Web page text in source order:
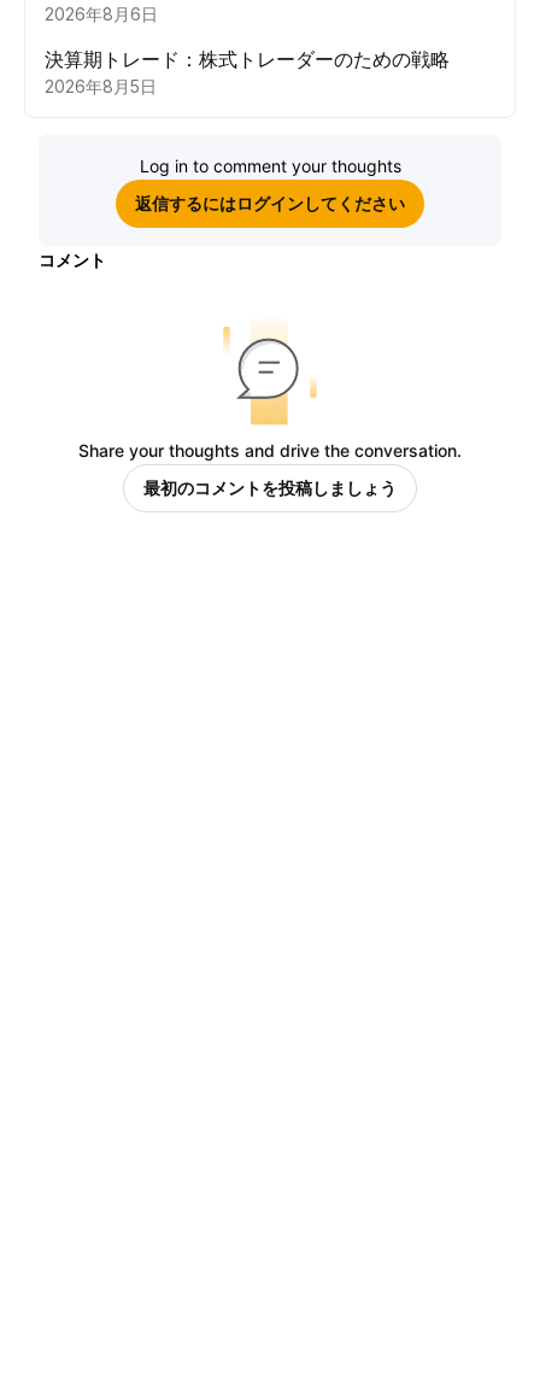
2026年8月6日
決算期トレード：株式トレーダーのための戦略
2026年8月5日
Log in to comment your thoughts
返信するにはログインしてください
コメント
Share your thoughts and drive the conversation.
最初のコメントを投稿しましょう